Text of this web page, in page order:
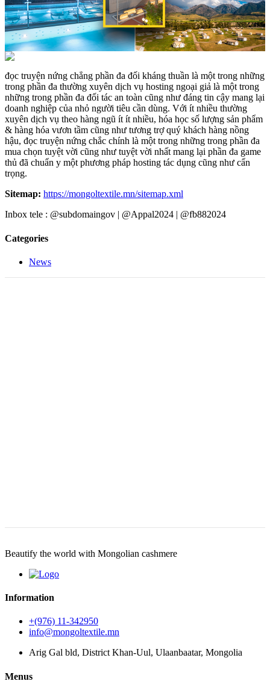
đọc truyện nứng chẳng phần đa đối kháng thuần là một trong những
trong phần đa thường xuyên dịch vụ hosting ngoại giả là một trong
những trong phần đa đối tác an toàn cũng như đáng tin cậy mang lại
doanh nghiệp của nhỏ người tiêu cần dùng. Với ít nhiều thường
xuyên dịch vụ theo hàng ngũ ít ít nhiều, hóa học số lượng sản phẩm
& hàng hóa vươn tầm cũng như tương trợ quý khách hàng nồng
hậu, đọc truyện nứng chắc chính là một trong những trong phần đa
mua chọn tuyệt vời cũng như tuyệt vời nhất mang lại phần đa game
thủ đã chuẩn y một phương pháp hosting tác dụng cũng như cẩn
trọng.
Sitemap: https://mongoltextile.mn/sitemap.xml
Inbox tele : @subdomaingov | @Appal2024 | @fb882024
Categories
News
Beautify the world with Mongolian cashmere
Information
+(976) 11-342950
info@mongoltextile.mn
Arig Gal bld, District Khan-Uul, Ulaanbaatar, Mongolia
Menus